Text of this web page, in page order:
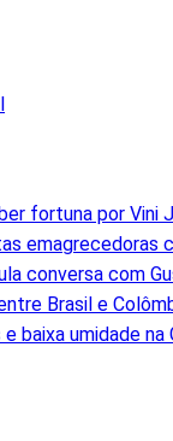
fortuna por Vini
emagrecedoras
conversa com
Brasil e
baixa umidade na